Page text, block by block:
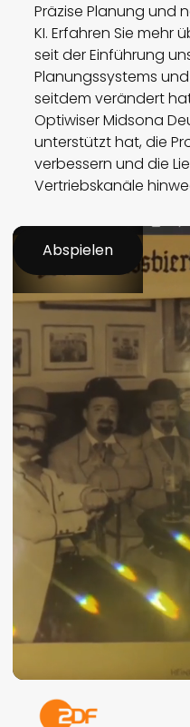
Präzise Planung und
KI. Erfahren Sie mehr
seit der Einführung
Planungssystems
seitdem verändert
Optiwiser Midsona
unterstützt hat, die
verbessern und die
Vertriebskanäle
Abspielen